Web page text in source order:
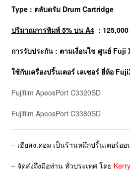
Type : ตลับดรัม Drum Cartridge
ปริมาณการพิมพ์ 5% บน A4: 125,000
การรับประกัน : ตามเงื่อนไข ศูนย์ Fuji
ใช้กับเครื่องปริ้นเตอร์ เลเซอร์ ยี่ห้อ
Fujifilm ApeosPort C3320SD
Fujifilm ApeosPort C3380SD
– เฮียส่ง.คอม เป็นร้านหมึกปริ้นเตอร์อ
– จัดส่งถึงมือท่าน ทั่วประเทศ โดย